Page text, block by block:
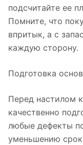
подсчитайте ее
Помните, что
впритык, а с
каждую сторону.
Подготовка
Перед настилом
качественно
любые дефекты
уменьшению